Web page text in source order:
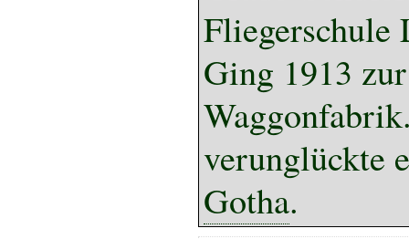
Ging 1913
verunglückte
Gotha.